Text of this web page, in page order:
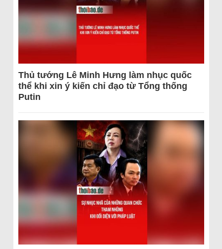
Thủ tướng Lê Minh Hưng làm nhục quốc
thể khi xin ý kiến chỉ đạo từ Tổng thống
Putin